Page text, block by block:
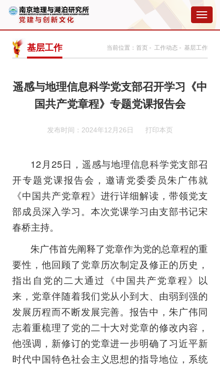
切
换
航
基层工作 当前位置： 首页 - 工作动态 - 基层工作
遥感与地理信息科学党支部召开学习《中
国共产党章程》专题党课报告会
发布时间：2024年12月26日 打印本页
12月25日，遥感与地理信息科学党支部召
开专题党课报告会，邀请党委委员朱广伟就
《中国共产党章程》进行详细解读，带领党支
部成员深入学习。本次党课学习由支部书记宋
春桥主持。
朱广伟首先阐释了党章作为党的总章程的重
要性，他回顾了党章历次制定及修正的历史，
指出自党的二大通过《中国共产党章程》以
来，党章伴随着我们党从小到大、由弱到强的
发展历程而不断发展完善。报告中，朱广伟同
志着重梳理了党的二十大对党章的修改内容，
他强调，新修订的党章进一步明确了习近平新
时代中国特色社会主义思想的指导地位，系统